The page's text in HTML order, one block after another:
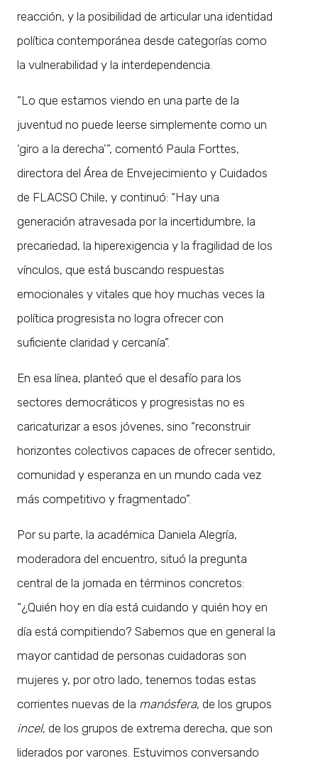
reacción, y la posibilidad de articular una identidad
política contemporánea desde categorías como
la vulnerabilidad y la interdependencia.
“Lo que estamos viendo en una parte de la
juventud no puede leerse simplemente como un
‘giro a la derecha’”, comentó Paula Forttes,
directora del Área de Envejecimiento y Cuidados
de FLACSO Chile, y continuó: “Hay una
generación atravesada por la incertidumbre, la
precariedad, la hiperexigencia y la fragilidad de los
vínculos, que está buscando respuestas
emocionales y vitales que hoy muchas veces la
política progresista no logra ofrecer con
suficiente claridad y cercanía”.
En esa línea, planteó que el desafío para los
sectores democráticos y progresistas no es
caricaturizar a esos jóvenes, sino “reconstruir
horizontes colectivos capaces de ofrecer sentido,
comunidad y esperanza en un mundo cada vez
más competitivo y fragmentado”.
Por su parte, la académica Daniela Alegría,
moderadora del encuentro, situó la pregunta
central de la jornada en términos concretos:
“¿Quién hoy en día está cuidando y quién hoy en
día está compitiendo? Sabemos que en general la
mayor cantidad de personas cuidadoras son
mujeres y, por otro lado, tenemos todas estas
corrientes nuevas de la manósfera, de los grupos
incel, de los grupos de extrema derecha, que son
liderados por varones. Estuvimos conversando